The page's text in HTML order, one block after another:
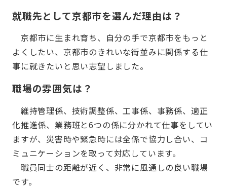
就職先として京都市を選んだ理由は？
京都市に生まれ育ち、自分の手で京都市をもっと
よくしたい、京都市のきれいな街並みに関係する仕
事に就きたいと思い志望しました。
職場の雰囲気は？
維持管理係、技術調整係、工事係、事務係、適正
化推進係、業務班と6つの係に分かれて仕事をしてい
ますが、災害時や緊急時には全係で協力し合い、コ
ミュニケーションを取って対応しています。
職員同士の距離が近く、非常に風通しの良い職場
です。